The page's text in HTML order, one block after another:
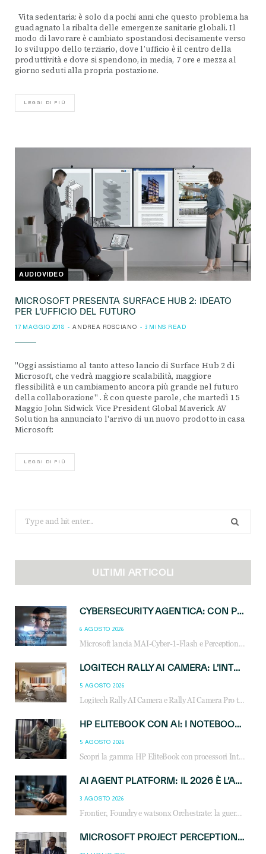
Vita sedentaria: è solo da pochi anni che questo problema ha
guadagnato la ribalta delle emergenze sanitarie globali. Il
modo di lavorare è cambiato spostandosi decisamente verso
lo sviluppo dello terziario, dove l’ufficio è il centro della
produttività e dove si spendono, in media, 7 ore e mezza al
giorno seduti alla propria postazione.
LEGGI DI PIÙ
AUDIOVIDEO
MICROSOFT PRESENTA SURFACE HUB 2: IDEATO
PER L’UFFICIO DEL FUTURO
17 MAGGIO 2018 ANDREA ROSCIANO 3 MINS READ
"Oggi assistiamo al tanto atteso lancio di Surface Hub 2 di
Microsoft, che vedrà maggiore scalabilità, maggiore
flessibilità e un cambiamento ancora più grande nel futuro
della collaborazione" . È con queste parole, che martedì 15
Maggio John Sidwick Vice President Global Maverick AV
Solution ha annunciato l'arrivo di un nuovo prodotto in casa
Microsoft:
LEGGI DI PIÙ
Search
for:
ULTIMI ARTICOLI
CYBERSECURITY AGENTICA: CON PERCEPTION E MAI-CYBER-1-FLASH MICROSOFT APRE NUOVI SERVIZI PER IL CANALE
6 AGOSTO 2026
Microsoft lancia MAI-Cyber-1-Flash e Perception: cybersecurity agentica in preview dal 3 novembre. Cosa cambia per MSP, system integrator e reseller.
LOGITECH RALLY AI CAMERA: L’INTELLIGENZA ARTIFICIALE ENTRA NELLE SALE RIUNIONI DI NUOVA GENERAZIONE
5 AGOSTO 2026
Logitech Rally AI Camera e Rally AI Camera Pro trasformano gli spazi di collaborazione con AI, inquadratura intelligente, multi-camera e gestione avanzata dei meeting ibridi.
HP ELITEBOOK CON AI: I NOTEBOOK BUSINESS INTELLIGENTI CHE TRASFORMANO PRODUTTIVITÀ, SICUREZZA E LAVORO IBRIDO
5 AGOSTO 2026
Scopri la gamma HP EliteBook con processori Intel® Core™ Ultra e AMD Ryzen™ AI. Notebook business progettati per aumentare la produttività, migliorare la collaborazione e garantire sicurezza avanzata in ufficio e in mobilità.
AI AGENT PLATFORM: IL 2026 È L’ANNO DEL «SISTEMA OPERATIVO» PER GLI AGENTI AZIENDALI
3 AGOSTO 2026
Frontier, Foundry e watsonx Orchestrate: la guerra delle piattaforme AI agent ridisegna il mercato IT. Cosa cambia per reseller, MSP e system integrator.
MICROSOFT PROJECT PERCEPTION: COME GLI AGENTI AI CAMBIERANNO SOC, CYBERSECURITY E SERVIZI MSP